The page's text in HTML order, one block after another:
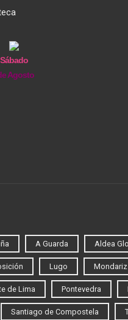
Sábado
Agosto
A Guarda Aldea
Lugo Mondariz
de Lima Pontevedra
Santiago de Compostela